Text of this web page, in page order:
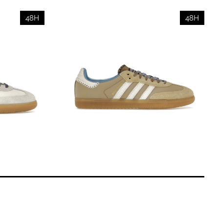
48H 48H